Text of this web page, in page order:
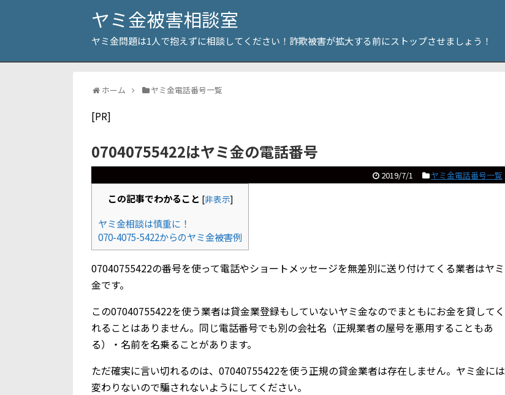
ヤミ金被害相談室
ヤミ金問題は1人で抱えずに相談してください！詐欺被害が拡大する前にストップさせましょう！
ホーム ヤミ金電話番号一覧
[PR]
07040755422はヤミ金の電話番号
2019/7/1 ヤミ金電話番号一覧
この記事でわかること [非表示]
ヤミ金相談は慎重に！
070-4075-5422からのヤミ金被害例
07040755422の番号を使って電話やショートメッセージを無差別に送り付けてくる業者はヤミ
金です。
この07040755422を使う業者は貸金業登録もしていないヤミ金なのでまともにお金を貸してく
れることはありません。同じ電話番号でも別の会社名（正規業者の屋号を悪用することもあ
る）・名前を名乗ることがあります。
ただ確実に言い切れるのは、07040755422を使う正規の貸金業者は存在しません。ヤミ金には
変わりないので騙されないようにしてください。